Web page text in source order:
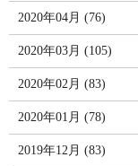
2020年04月 (76)
2020年03月 (105)
2020年02月 (83)
2020年01月 (78)
2019年12月 (83)